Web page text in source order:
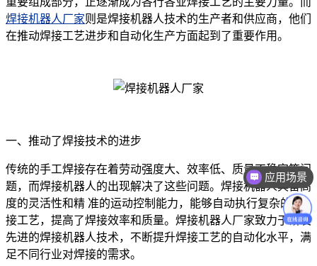
焊接机器人厂家则是焊接机器人技术的生产者和供应商，他们
在推动焊接工艺进步和自动化生产方面起到了重要作用。‍
一、推动了焊接技术的进步
传统的手工焊接存在着劳动强度大、效率低、质量不稳定等问
题，而焊接机器人的出现解决了这些问题。焊接机器人具备高
度的灵活性和精 准的运动控制能力，能够自动执行复杂的焊
接工艺，提高了焊接效率和质量。焊接机器人厂家致力于研发
先进的焊接机器人技术，不断提升焊接工艺的自动化水平，满
足不同行业对焊接的需求。
应用场景